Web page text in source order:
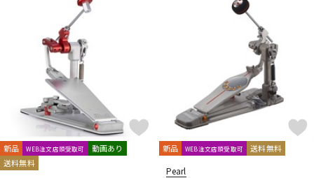
ドラム パーカッション
キーボード 電子ピアノ
管楽器
新品 WEB注文店頭受取可
動画あり
送料無料
新品 WEB注文店頭受取可 送料無料
Pearl